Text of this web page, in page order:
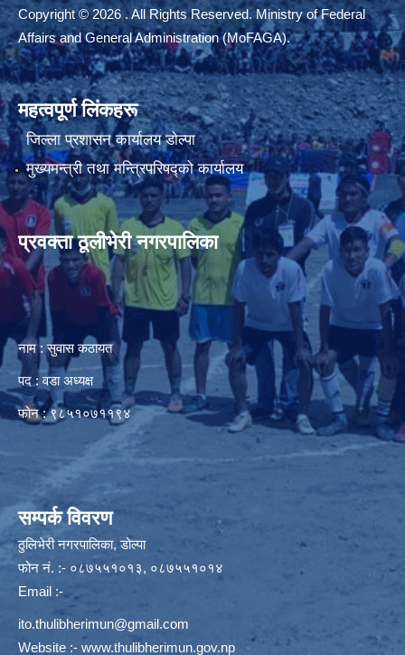
Copyright © 2026 . All Rights Reserved. Ministry of Federal
Affairs and General Administration (MoFAGA).
महत्वपूर्ण लिंकहरू
जिल्ला प्रशासन कार्यालय डाेल्पा
मुख्यमन्त्री तथा मन्त्रिपरिषद्को कार्यालय
प्रवक्ता ठूलीभेरी नगरपालिका
नाम : सुवास कठायत
पद : वडा अध्यक्ष
फोन : ९८५१०७११९४
सम्पर्क विवरण
ठुलिभेरी नगरपालिका, डोल्पा
फोन नं. :- ०८७५५१०१३, ०८७५५१०१४
Email :-
ito.thulibherimun@gmail.com
Website :- www.thulibherimun.gov.np